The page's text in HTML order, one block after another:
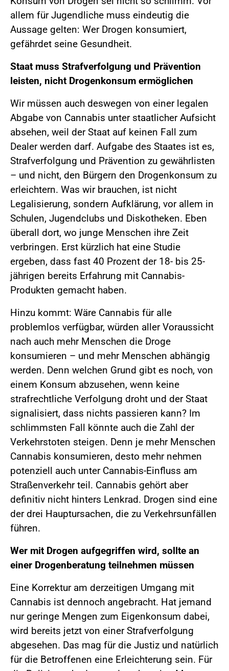
allem für Jugendliche muss eindeutig die
Aussage gelten: Wer Drogen konsumiert,
gefährdet seine Gesundheit.
Staat muss Strafverfolgung und Prävention
leisten, nicht Drogenkonsum ermöglichen
Wir müssen auch deswegen von einer legalen
Abgabe von Cannabis unter staatlicher Aufsicht
absehen, weil der Staat auf keinen Fall zum
Dealer werden darf. Aufgabe des Staates ist es,
Strafverfolgung und Prävention zu gewährlisten
– und nicht, den Bürgern den Drogenkonsum zu
erleichtern. Was wir brauchen, ist nicht
Legalisierung, sondern Aufklärung, vor allem in
Schulen, Jugendclubs und Diskotheken. Eben
überall dort, wo junge Menschen ihre Zeit
verbringen. Erst kürzlich hat eine Studie
ergeben, dass fast 40 Prozent der 18- bis 25-
jährigen bereits Erfahrung mit Cannabis-
Produkten gemacht haben.
Hinzu kommt: Wäre Cannabis für alle
problemlos verfügbar, würden aller Voraussicht
nach auch mehr Menschen die Droge
konsumieren – und mehr Menschen abhängig
werden. Denn welchen Grund gibt es noch, von
einem Konsum abzusehen, wenn keine
strafrechtliche Verfolgung droht und der Staat
signalisiert, dass nichts passieren kann? Im
schlimmsten Fall könnte auch die Zahl der
Verkehrstoten steigen. Denn je mehr Menschen
Cannabis konsumieren, desto mehr nehmen
potenziell auch unter Cannabis-Einfluss am
Straßenverkehr teil. Cannabis gehört aber
definitiv nicht hinters Lenkrad. Drogen sind eine
der drei Hauptursachen, die zu Verkehrsunfällen
führen.
Wer mit Drogen aufgegriffen wird, sollte an
einer Drogenberatung teilnehmen müssen
Eine Korrektur am derzeitigen Umgang mit
Cannabis ist dennoch angebracht. Hat jemand
nur geringe Mengen zum Eigenkonsum dabei,
wird bereits jetzt von einer Strafverfolgung
abgesehen. Das mag für die Justiz und natürlich
für die Betroffenen eine Erleichterung sein. Für